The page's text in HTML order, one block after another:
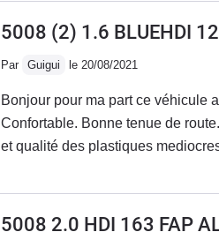
places sont différentes ( quelle
Daciesque qui fait crado.
me repérer. J'ai contacté un
pouvait provenir de la radio ou
malgré toute l'explication de la
une démarche simpliste afin que
cordialement.
5008 (2) 1.6 BLUEHDI
Par Guigui le 20/08/2021
Bonjour pour ma part ce véhicule
Confortable. Bonne tenue de
et qualité des plastiques
assises sont trop ferme pour les
coussins en supplément. Bref !
pas plus. La qualité et la
5008 2.0 HDI 163 FAP